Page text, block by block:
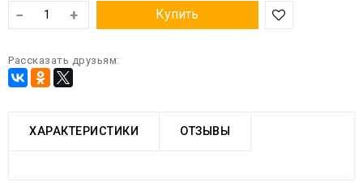
− + Купить
Рассказать друзьям:
ХАРАКТЕРИСТИКИ ОТЗЫВЫ